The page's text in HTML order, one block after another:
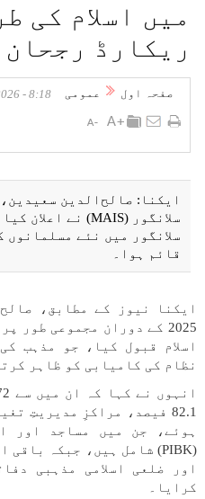
میں اسلام کی
ریکارڈ رجحان
صفحہ اول عمومی 8:18 - May 11, 2026
ایکنا: صالح‌الدین
سلانگور میں نئے
قائم ہوا۔
ایکنا نیوز کے مطابق،
اسلام قبول کیا، جو مذہب
نظام کی کامیابی کو ظاہر
ہوئے، جن میں مساجد اور
کرایا۔